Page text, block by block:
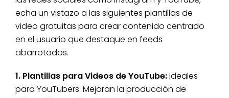
echa un vistazo a las siguientes plantillas de
video gratuitas para crear contenido centrado
en el usuario que destaque en feeds
abarrotados.
1. Plantillas para Videos de YouTube:Ideales
para YouTubers. Mejoran la producción de